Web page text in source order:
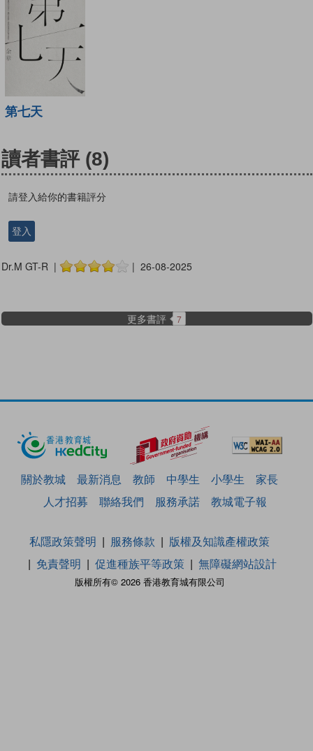
第七天
讀者書評 (8)
請登入給你的書籍評分
登入
Dr.M GT-R | | 26-08-2025
更多書評 7
關於教城 最新消息 教師 中學生 小學生
家長
人才招募
聯絡我們 服務承諾 教城電子報
版權所有© 2026 香港教育城有限公司
私隱政策聲明 服務條款
版權及知識產權政策
免責聲明
促進種族平等政策 無障礙網站設計